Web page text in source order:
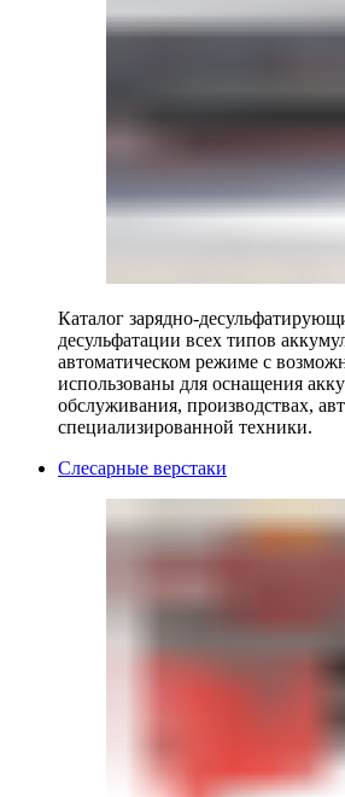
Каталог зарядно-
десульфатации всех типов
автоматическом режиме с
использованы для оснащения
обслуживания, производствах,
специализированной техники.
Слесарные верстаки